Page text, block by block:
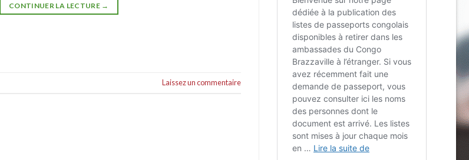
CONTINUER LA LECTURE →
Laissez un commentaire